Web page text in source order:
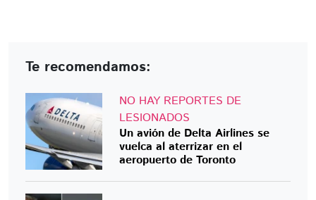
Te recomendamos:
NO HAY REPORTES DE
LESIONADOS
Un avión de Delta Airlines se
vuelca al aterrizar en el
aeropuerto de Toronto